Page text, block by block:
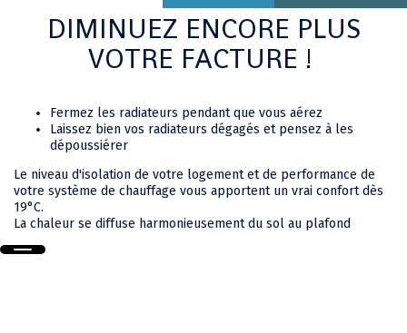
DIMINUEZ ENCORE PLUS
VOTRE FACTURE !
Fermez les radiateurs pendant que vous aérez
Laissez bien vos radiateurs dégagés et pensez à les
dépoussiérer
Le niveau d'isolation de votre logement et de performance de
votre système de chauffage vous apportent un vrai confort dès
19°C.
La chaleur se diffuse harmonieusement du sol au plafond